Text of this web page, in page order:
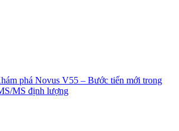
phá Novus V55 – Bước tiến mới trong
MS định lượng